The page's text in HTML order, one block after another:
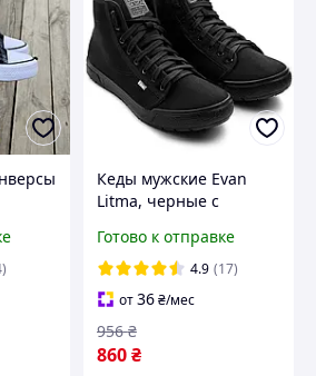
Кеды мужские Evan
Litma, черные с
Готово к отправке
4.9 (17)
от36₴/мес
860₴
956 ₴